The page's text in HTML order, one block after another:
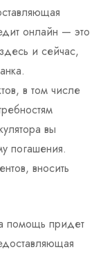
онлайн — это
и сейчас,
в том числе
вы
погашения.
вносить
помощь придет